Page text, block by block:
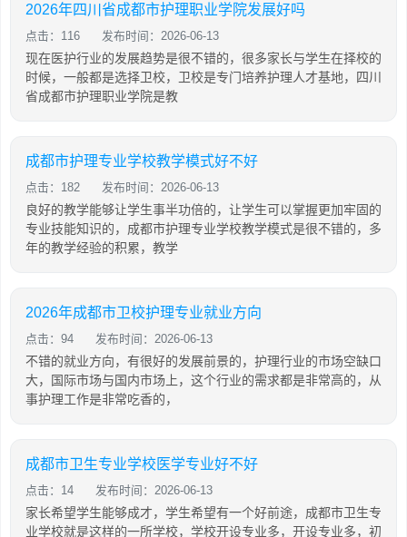
2026年四川省成都市护理职业学院发展好吗
点击：116 发布时间：2026-06-13
现在医护行业的发展趋势是很不错的，很多家长与学生在择校的
时候，一般都是选择卫校，卫校是专门培养护理人才基地，四川
省成都市护理职业学院是教
成都市护理专业学校教学模式好不好
点击：182 发布时间：2026-06-13
良好的教学能够让学生事半功倍的，让学生可以掌握更加牢固的
专业技能知识的，成都市护理专业学校教学模式是很不错的，多
年的教学经验的积累，教学
2026年成都市卫校护理专业就业方向
点击：94 发布时间：2026-06-13
不错的就业方向，有很好的发展前景的，护理行业的市场空缺口
大，国际市场与国内市场上，这个行业的需求都是非常高的，从
事护理工作是非常吃香的，
成都市卫生专业学校医学专业好不好
点击：14 发布时间：2026-06-13
家长希望学生能够成才，学生希望有一个好前途，成都市卫生专
业学校就是这样的一所学校，学校开设专业多，开设专业多，初